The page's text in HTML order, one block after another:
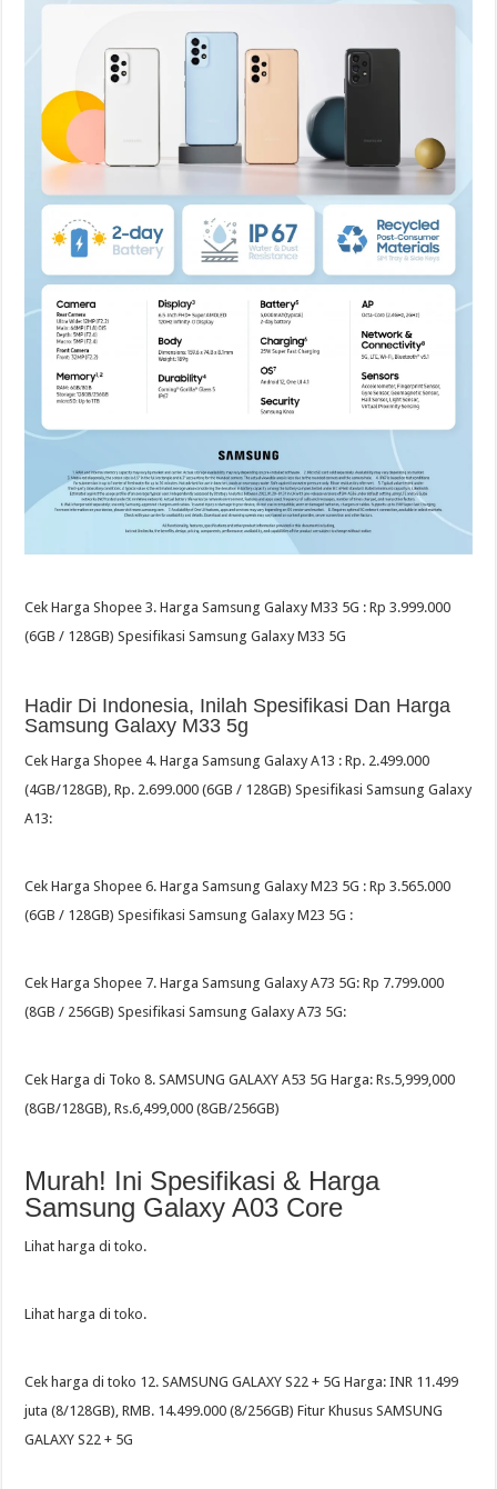
Cek Harga Shopee 3. Harga Samsung Galaxy M33 5G : Rp 3.999.000
(6GB / 128GB) Spesifikasi Samsung Galaxy M33 5G
Hadir Di Indonesia, Inilah Spesifikasi Dan Harga
Samsung Galaxy M33 5g
Cek Harga Shopee 4. Harga Samsung Galaxy A13 : Rp. 2.499.000
(4GB/128GB), Rp. 2.699.000 (6GB / 128GB) Spesifikasi Samsung Galaxy
A13:
Cek Harga Shopee 6. Harga Samsung Galaxy M23 5G : Rp 3.565.000
(6GB / 128GB) Spesifikasi Samsung Galaxy M23 5G :
Cek Harga Shopee 7. Harga Samsung Galaxy A73 5G: Rp 7.799.000
(8GB / 256GB) Spesifikasi Samsung Galaxy A73 5G:
Cek Harga di Toko 8. SAMSUNG GALAXY A53 5G Harga: Rs.5,999,000
(8GB/128GB), Rs.6,499,000 (8GB/256GB)
Murah! Ini Spesifikasi & Harga
Samsung Galaxy A03 Core
Lihat harga di toko.
Lihat harga di toko.
Cek harga di toko 12. SAMSUNG GALAXY S22 + 5G Harga: INR 11.499
juta (8/128GB), RMB. 14.499.000 (8/256GB) Fitur Khusus SAMSUNG
GALAXY S22 + 5G